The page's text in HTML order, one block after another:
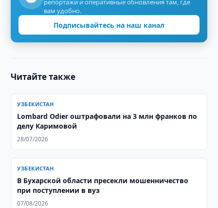
репортажи и оперативные обновления там, где
вам удобно.
Подписывайтесь на наш канал
Читайте также
УЗБЕКИСТАН
Lombard Odier оштрафовали на 3 млн франков по
делу Каримовой
28/07/2026
УЗБЕКИСТАН
В Бухарской области пресекли мошенничество
при поступлении в вуз
07/08/2026